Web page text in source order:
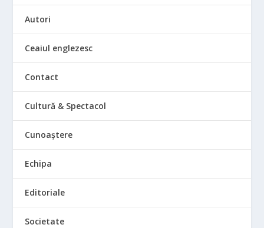
Autori
Ceaiul englezesc
Contact
Cultură & Spectacol
Cunoaștere
Echipa
Editoriale
Societate